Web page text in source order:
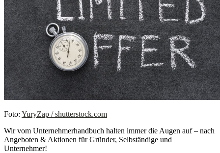
Foto: YuryZap / shutterstock.com
Wir vom Unternehmerhandbuch halten immer die Augen auf – nach
Angeboten & Aktionen für Gründer, Selbständige und
Unternehmer!